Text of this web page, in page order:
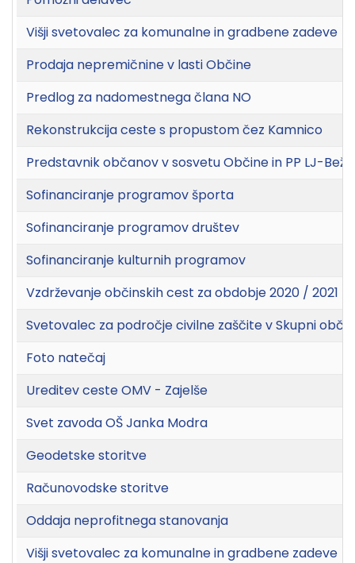
Višji svetovalec za komunalne in gradbene zadeve
Prodaja nepremičnine v lasti Občine
Predlog za nadomestnega člana NO
Rekonstrukcija ceste s propustom čez Kamnico
Predstavnik občanov v sosvetu Občine in PP LJ-
Sofinanciranje programov športa
Sofinanciranje programov društev
Sofinanciranje kulturnih programov
Vzdrževanje občinskih cest za obdobje 2020 / 2021
Svetovalec za področje civilne zaščite v Skupni
Foto natečaj
Ureditev ceste OMV - Zajelše
Svet zavoda OŠ Janka Modra
Geodetske storitve
Računovodske storitve
Oddaja neprofitnega stanovanja
Višji svetovalec za komunalne in gradbene zadeve